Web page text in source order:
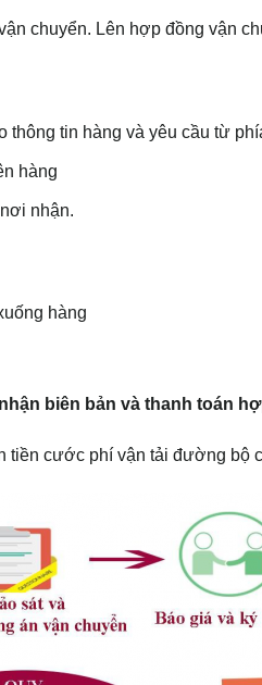
chuyển. Lên hợp đồng vận
thông tin hàng và yêu cầu từ
hàng
nhận.
hàng
biên bản và thanh toán
tiền cước phí vận tải đường bộ